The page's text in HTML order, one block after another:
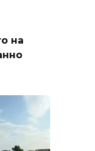
на